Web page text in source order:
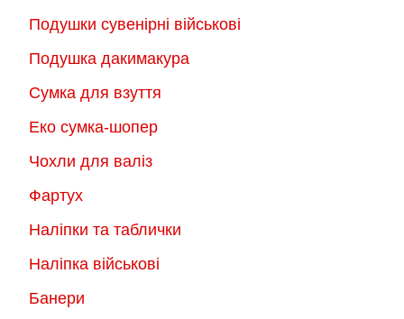
Подушки сувенірні військові
Подушка дакимакура
Сумка для взуття
Еко сумка-шопер
Чохли для валіз
Фартух
Наліпки та таблички
Наліпка військові
Банери